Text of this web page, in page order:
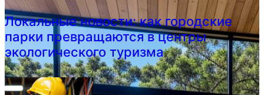
Локальные новости: как городские
парки превращаются в центры
экологического туризма